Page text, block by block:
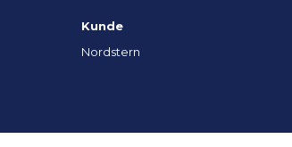
Kunde
Nordstern